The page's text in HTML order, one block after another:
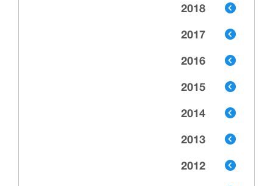
2018
2017
2016
2015
2014
2013
2012